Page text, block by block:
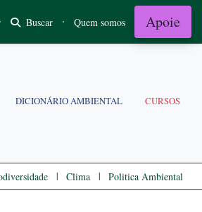
· Buscar · Quem somos Apoie
DICIONÁRIO AMBIENTAL CURSOS
| Clima | Politica Ambiental